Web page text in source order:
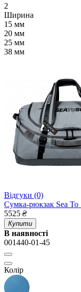
2
Ширина
15 мм
20 мм
25 мм
38 мм
Відгуки (0)
Сумка-рюкзак Sea
5525 ₴
Купити
В наявності
001440-01-45
Колір